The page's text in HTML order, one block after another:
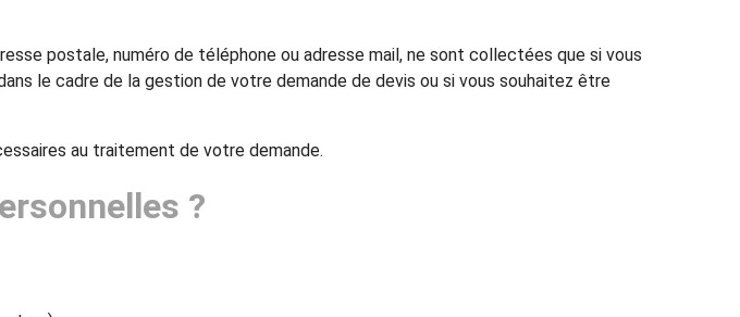
postale, numéro de téléphone ou adresse mail, ne sont collectées que si vous
le cadre de la gestion de votre demande de devis ou si vous souhaitez être
au traitement de votre demande.
?